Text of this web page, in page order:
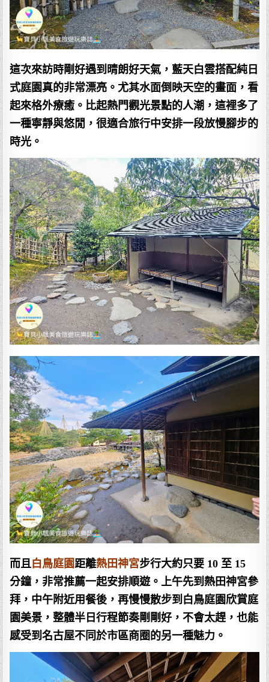
這次來訪時剛好遇到晴朗好天氣，藍天白雲搭配純日
式庭園真的非常漂亮。尤其水面倒映天空的畫面，看
起來格外療癒。比起熱門觀光景點的人潮，這裡多了
一種寧靜與悠閒，很適合旅行中安排一段放慢腳步的
時光。
而且 白鳥庭園距離熱田神宮步行大約只要 10 至 15
分鐘，非常推薦一起安排順遊。上午先到熱田神宮參
拜，中午附近用餐後，再慢慢散步到白鳥庭園欣賞庭
園美景，整體半日行程節奏剛剛好，不會太趕，也能
感受到名古屋不同於市區商圈的另一種魅力。